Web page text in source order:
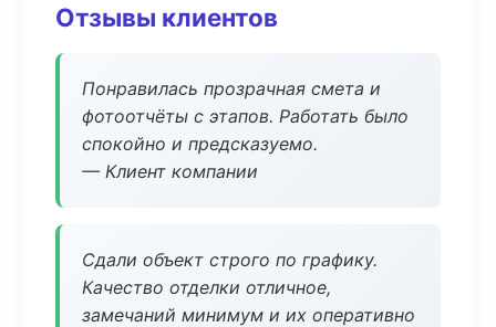
Отзывы клиентов
Понравилась прозрачная смета и
фотоотчёты с этапов. Работать было
спокойно и предсказуемо.
— Клиент компании
Сдали объект строго по графику.
Качество отделки отличное,
замечаний минимум и их оперативно